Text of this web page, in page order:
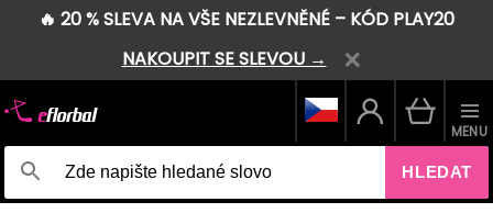
🔥 20 % SLEVA NA VŠE NEZLEVNĚNÉ – KÓD PLAY20
NAKOUPIT SE SLEVOU →
HLEDAT
MENU